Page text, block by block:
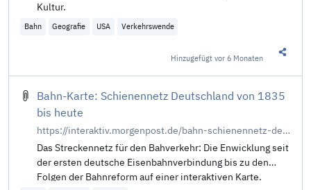
Kultur.
Bahn Geografie USA Verkehrswende
Hinzugefügtvor 6 Monaten
Bahn-Karte: Schienennetz Deutschland von 1835
bis heute
https://interaktiv.morgenpost.de/bahn-schienennetz-deutschland-1835-bis-heute/
Das Streckennetz für den Bahverkehr: Die Enwicklung seit
der ersten deutsche Eisenbahnverbindung bis zu den
Folgen der Bahnreform auf einer interaktiven Karte.